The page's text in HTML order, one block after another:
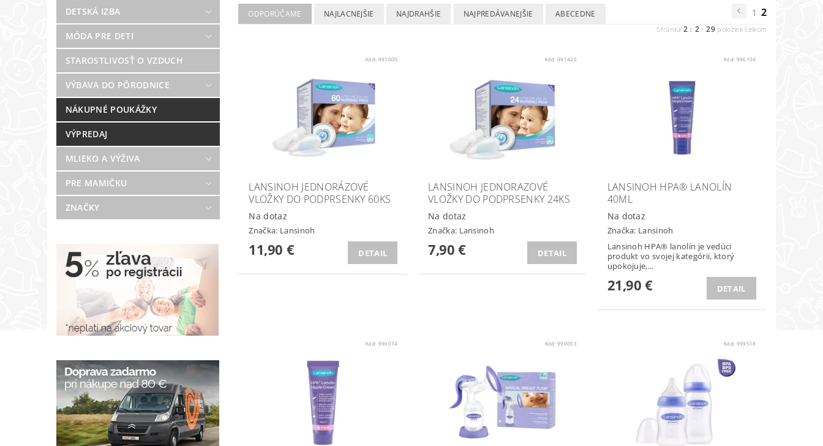
DETSKÁ IZBA
MÓDA PRE DETI
STAROSTLIVOSŤ O VZDUCH
VÝBAVA DO PÔRODNICE
NÁKUPNÉ POUKÁŽKY
VÝPREDAJ
MLIEKO A VÝŽIVA
PRE MAMIČKU
ZNAČKY
ODPORÚČAME NAJLACNEJŠIE NAJDRAHŠIE NAJPREDÁVANEJŠIE ABECEDNE 1 2
Stránka 2 z2 -29 položiek celkom
Kód: 991000
LANSINOH JEDNORÁZOVÉ
VLOŽKY DO PODPRSENKY 60KS
Na dotaz
Značka: Lansinoh
11,90 € DETAIL
Kód:991420
LANSINOH JEDNORAZOVÉ
VLOŽKY DO PODPRSENKY 24KS
Na dotaz
Značka: Lansinoh
7,90 € DETAIL
Kód: 996104
LANSINOH HPA® LANOLÍN
40ML
Na dotaz
Značka: Lansinoh
Lansinoh HPA® lanolín je vedúci
produkt vo svojej kategórii, ktorý
upokojuje,...
21,90 € DETAIL
Kód: 996074 Kód:990003 Kód: 999518